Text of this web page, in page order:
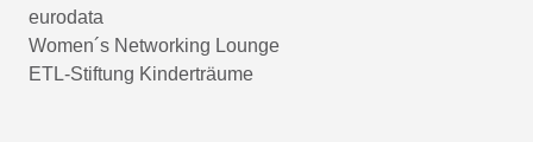
eurodata
Women´s Networking Lounge
ETL-Stiftung Kinderträume